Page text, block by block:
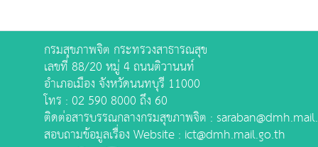
กรมสุขภาพจิต กระทรวงสาธารณสุข
เลขที่ 88/20 หมู่ 4 ถนนติวานนท์
อำเภอเมือง จังหวัดนนทบุรี 11000
โทร : 02 590 8000 ถึง 60
ติดต่อสารบรรณกลางกรมสุขภาพจิต :
สอบถามข้อมูลเรื่อง Website : ict@dmh.mail.go.th